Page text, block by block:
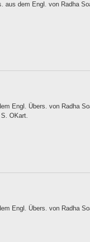
aus dem Engl. von Radha
Engl. Übers. von Radha
OKart.
Engl. Übers. von Radha